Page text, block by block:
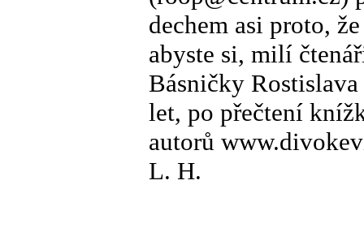
dechem asi proto,
abyste si, milí
Básničky
let, po přečtení
autorů
L. H.